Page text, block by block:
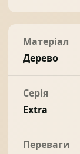
Матеріал
Дерево
Серія
Extra
Переваги